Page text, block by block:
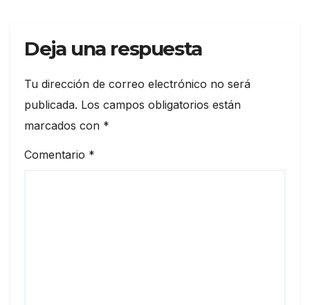
Deja una respuesta
Tu dirección de correo electrónico no será
publicada. Los campos obligatorios están
marcados con *
Comentario *